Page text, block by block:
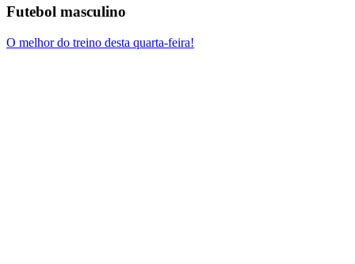
Futebol masculino
O melhor do treino desta quarta-feira!